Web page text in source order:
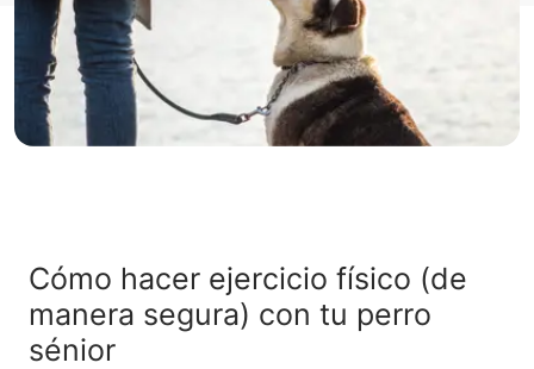
Cómo hacer ejercicio físico (de
manera segura) con tu perro
sénior